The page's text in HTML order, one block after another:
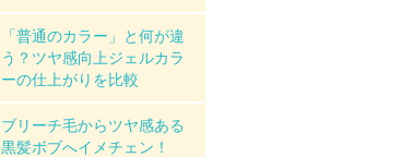
「普通のカラー」と何が違
う？ツヤ感向上ジェルカラ
ーの仕上がりを比較
ブリーチ毛からツヤ感ある
黒髪ボブへイメチェン！